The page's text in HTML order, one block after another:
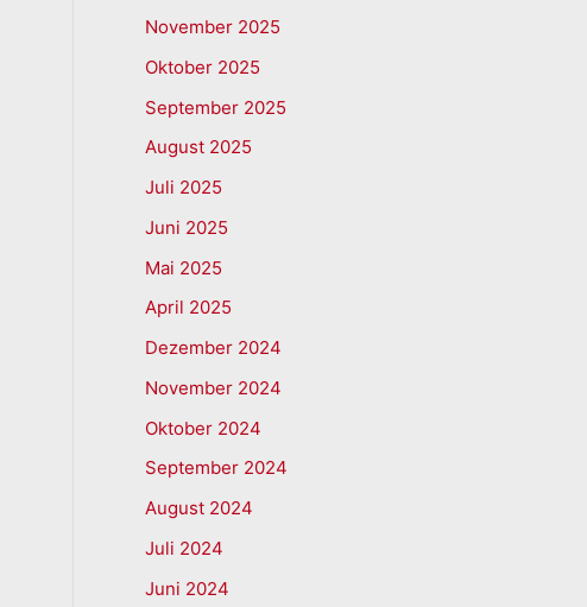
November 2025
Oktober 2025
September 2025
August 2025
Juli 2025
Juni 2025
Mai 2025
April 2025
Dezember 2024
November 2024
Oktober 2024
September 2024
August 2024
Juli 2024
Juni 2024